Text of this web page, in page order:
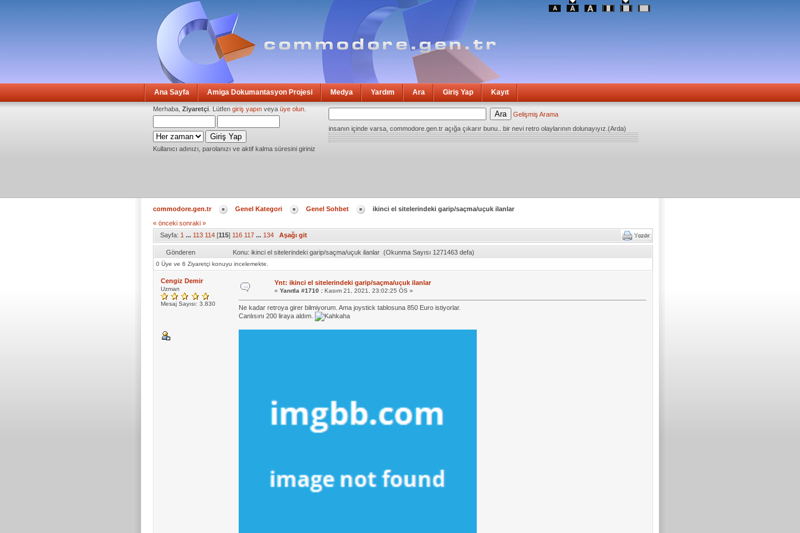
Ana Sayfa Amiga Dokumantasyon Projesi Medya Yardım Ara Giriş Yap Kayıt
Merhaba, Ziyaretçi . Lütfen giriş yapın veya üye olun
Kullanıcı adınızı, parolanızı ve aktif kalma süresini giriniz
Gelişmiş Arama
insanın içinde varsa, commodore.gen.tr açığa çıkarır bunu.. bir nevi retro olaylarının dolunayıyız.(Arda)
commodore.gen.tr Genel Kategori Genel Sohbet
ikinci el sitelerindeki garip/saçma/uçuk ilanlar
« önceki sonraki »
Sayfa: 1 ... 113 114 [115] 116 117 ... 134 Aşağı git
Gönderen Konu: ikinci el sitelerindeki garip/saçma/uçuk ilanlar (Okunma Sayısı 1271463 defa)
0 Üye ve 6 Ziyaretçi konuyu incelemekte.
Cengiz Demir
Uzman
Mesaj Sayısı: 3.830
Ynt: ikinci el sitelerindeki garip/saçma/uçuk ilanlar
« Yanıtla #1710 :Kasım 21, 2021, 23:02:25 ÖS »
Ne kadar retroya girer bilmiyorum. Ama joystick tablosuna 850 Euro istiyorlar.
Canlısını 200 liraya aldım.